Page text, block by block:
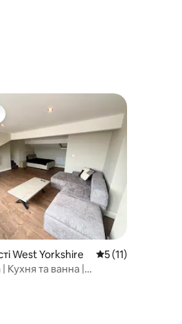
17
West Yorkshire Середня оцінка: 5
5 (11)
Кухня та ванна |